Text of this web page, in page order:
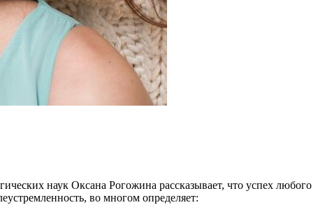
наук Оксана Рогожина рассказывает, что успех любого
во многом определяет: